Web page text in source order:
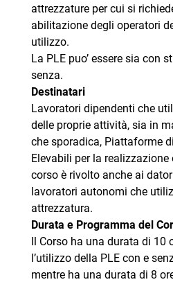
attrezzature per cui si
abilitazione degli operatori
utilizzo.
La PLE puo’ essere sia con
senza.
Destinatari
Lavoratori dipendenti che
delle proprie attività, sia in
che sporadica, Piattaforme
Elevabili per la
corso è rivolto anche ai
lavoratori autonomi che
attrezzatura.
Durata e Programma del
Il Corso ha una durata di 10
l’utilizzo della PLE con e
mentre ha una durata di 8